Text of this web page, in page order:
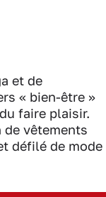
et de
« bien-être »
faire plaisir.
vêtements
défilé de mode